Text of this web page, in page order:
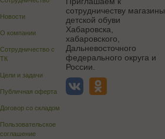
Новости
О компании
Сотрудничество с
ТК
Цели и задачи
Публичная оферта
Договор со складом
Пользовательское
соглашение
сотрудничеству магазины
детской обуви
Хабаровска,
хабаровского,
Дальневосточного
федерального округа и
России.